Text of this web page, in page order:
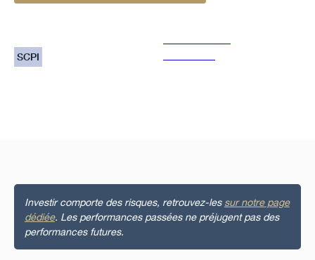
SCPI
Investir comporte des risques, retrouvez-les sur notre page
dédiée. Les performances passées ne préjugent pas des
performances futures.